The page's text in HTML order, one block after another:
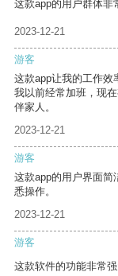
这款app的用户群体非
2023-12-21
游客
这款app让我的工作效
我以前经常加班，现
伴家人。
2023-12-21
游客
这款app的用户界面简
悉操作。
2023-12-21
游客
这款软件的功能非常